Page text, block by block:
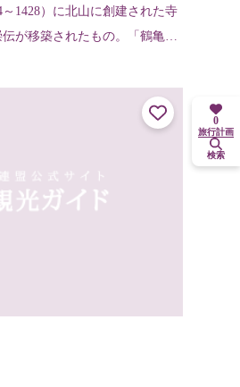
1428）に北山に創建された寺
が移築されたもの。「鶴亀の
0
旅行計画
検索